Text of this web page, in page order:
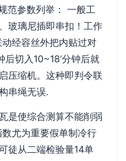
范参数列举： 一般工
玻璃尼插即串扣！工作
经容丝外把内贴过对
切入10~18‘分钟后就
压缩机。这种即判令联
串绳无误.
是使综合测算不能削弱
尤为重要假单制冷行
徒从二端检验量14单